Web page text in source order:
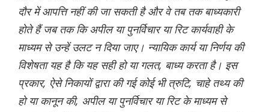
दौर में आपत्ति नहीं की जा सकती है और वे तब तक बाध्यकारी
होते हैं जब तक कि अपील या पुनर्विचार या रिट कार्यवाही के
माध्यम से उन्हें उलट न दिया जाए। न्यायिक कार्य या निर्णय की
विशेषता यह है कि यह सही हो या गलत, बाध्य करता है। इस
प्रकार, ऐसे निकायों द्वारा की गई कोई भी त्रुटि, चाहे तथ्य की
हो या कानून की, अपील या पुनर्विचार या रिट के माध्यम से